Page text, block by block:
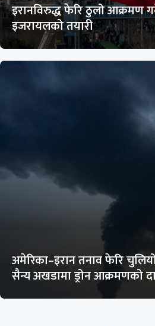
इरानविरुद्ध फेरि ठुलो आक्रमण
इजरायलको तयारी
अमेरिका–इरान तनाव फेरि
सैन्य अखडामा ड्रोन आक्रमणको